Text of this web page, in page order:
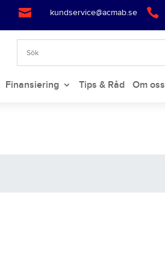
 kundservice@acmab.se 
Finansiering Tips & Råd Om oss